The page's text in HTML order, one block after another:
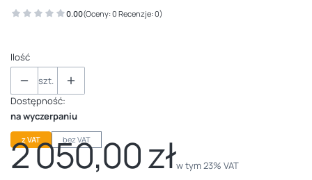
0.00(Oceny: 0 Recenzje: 0)
Ilość
szt.
Dostępność:
na wyczerpaniu
z VAT bez VAT
Cena
2 050,00 złw tym 23% VAT
w tym23% VAT